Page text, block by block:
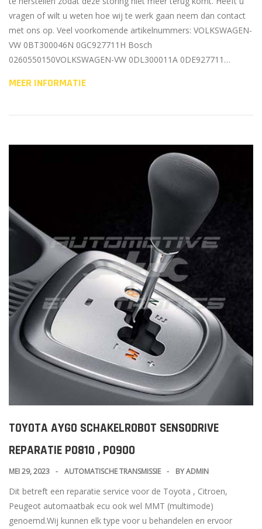
vragen of wilt u weten hoe wij te werk gaan neem dan contact
met ons op. Veel voorkomende artikelnummers: VOLKSWAGEN-
VW 0BT300046N 0GC927711H Bosch
0260550150VOLKSWAGEN-VW 0DL300011A 0DE927711…
MEER INFORMATIE
TOYOTA AYGO SCHAKELROBOT SENSODRIVE
REPARATIE P0810 , P0900
MEI 29, 2023 AUTOMATISCHE TRANSMISSIE BYADMIN
Dit betreft een reparatie service voor de Toyota , Citroen,
Peugeot automaatbak ecu ook wel MMT (multimode)
genoemd.Wij kunnen elk type voor u behandelen en ervoor